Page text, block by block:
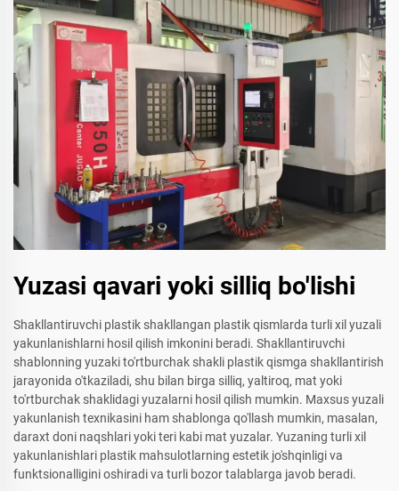
Yuzasi qavari yoki silliq bo'lishi
Shakllantiruvchi plastik shakllangan plastik qismlarda turli xil yuzali
yakunlanishlarni hosil qilish imkonini beradi. Shakllantiruvchi
shablonning yuzaki to'rtburchak shakli plastik qismga shakllantirish
jarayonida o'tkaziladi, shu bilan birga silliq, yaltiroq, mat yoki
to'rtburchak shaklidagi yuzalarni hosil qilish mumkin. Maxsus yuzali
yakunlanish texnikasini ham shablonga qo'llash mumkin, masalan,
daraxt doni naqshlari yoki teri kabi mat yuzalar. Yuzaning turli xil
yakunlanishlari plastik mahsulotlarning estetik jo'shqinligi va
funktsionalligini oshiradi va turli bozor talablarga javob beradi.